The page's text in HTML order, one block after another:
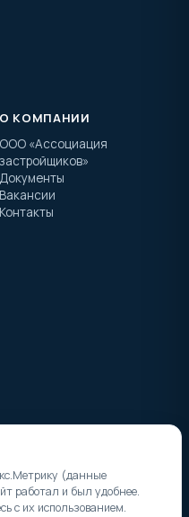
О КОМПАНИИ
ООО «Ассоциация
застройщиков»
Документы
Вакансии
Контакты
недвижимости, размещённые
и не являются публичной офертой,
кодекса РФ. Актуальную
у менеджера.(данные
работал и был удобнее.
с их использованием.